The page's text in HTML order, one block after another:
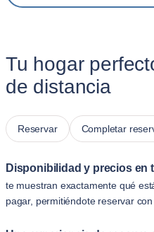
Tu hogar
de distancia
Reservar Completar
Disponibilidad y precios en
te muestran exactamente qué
pagar, permitiéndote reservar con